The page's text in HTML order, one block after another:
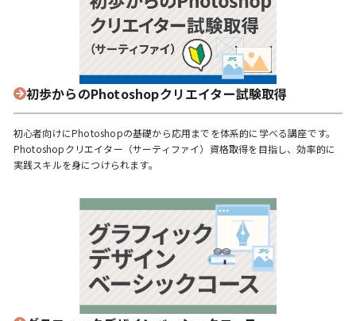
初歩からのPhotoshopクリエイター試験取得
初心者向けにPhotoshopの基礎から応用までを体系的に学べる講座です。
Photoshopクリエイター（サーティファイ）資格取得を目指し、効率的に
実践スキルを身につけられます。